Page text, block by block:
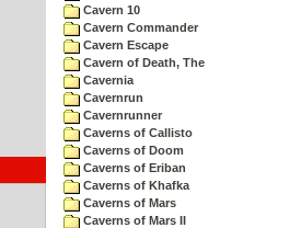
Cavern 10
Cavern Commander
Cavern Escape
Cavern of Death, The
Cavernia
Cavernrun
Cavernrunner
Caverns of Callisto
Caverns of Doom
Caverns of Eriban
Caverns of Khafka
Caverns of Mars
Caverns of Mars II